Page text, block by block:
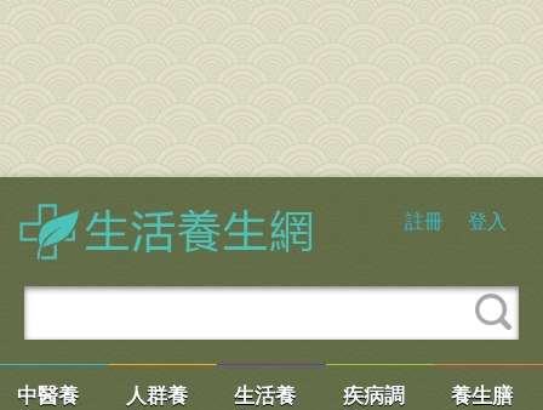
註冊 登入
中醫養
人群養
生活養
疾病調
養生膳